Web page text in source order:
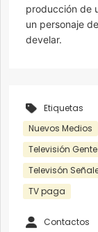
producción de
un personaje
develar.
Etiquetas
Nuevos Medios
Televisión Gente
Televisón
TV paga
Contactos